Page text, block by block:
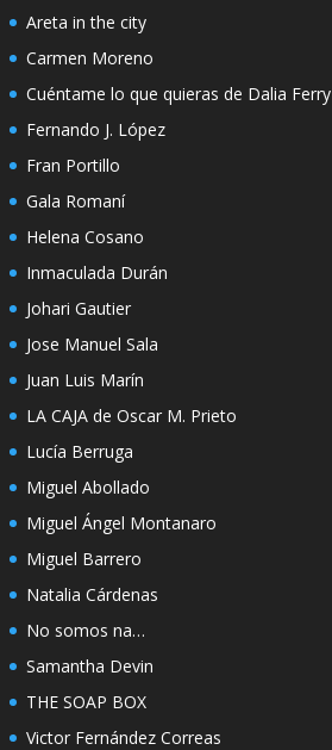
Areta in the city
Carmen Moreno
Cuéntame lo que quieras de Dalia Ferry
Fernando J. López
Fran Portillo
Gala Romaní
Helena Cosano
Inmaculada Durán
Johari Gautier
Jose Manuel Sala
Juan Luis Marín
LA CAJA de Oscar M. Prieto
Lucía Berruga
Miguel Abollado
Miguel Ángel Montanaro
Miguel Barrero
Natalia Cárdenas
No somos na…
Samantha Devin
THE SOAP BOX
Victor Fernández Correas